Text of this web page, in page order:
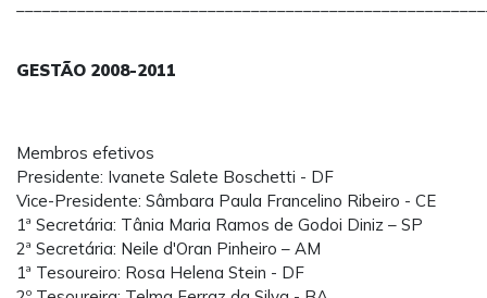
GESTÃO 2008-2011
Membros efetivos
Presidente: Ivanete Salete Boschetti - DF
Vice-Presidente: Sâmbara Paula Francelino Ribeiro - CE
1ª Secretária: Tânia Maria Ramos de Godoi Diniz – SP
2ª Secretária: Neile d'Oran Pinheiro – AM
1ª Tesoureiro: Rosa Helena Stein - DF